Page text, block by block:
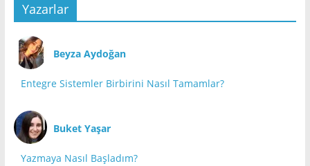
Yazarlar
Beyza Aydoğan
Entegre Sistemler Birbirini Nasıl Tamamlar?
Buket Yaşar
Yazmaya Nasıl Başladım?